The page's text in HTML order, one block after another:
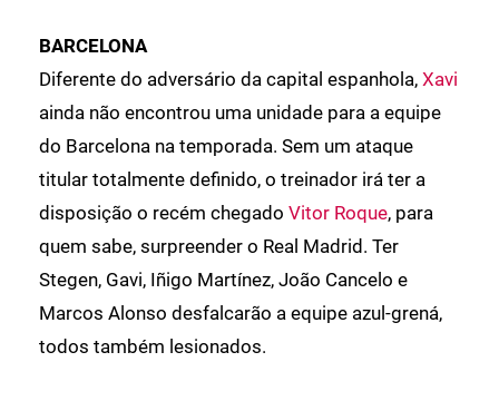
BARCELONA
Diferente do adversário da capital espanhola, Xavi
ainda não encontrou uma unidade para a equipe
do Barcelona na temporada. Sem um ataque
titular totalmente definido, o treinador irá ter a
disposição o recém chegado Vitor Roque, para
quem sabe, surpreender o Real Madrid. Ter
Stegen, Gavi, Iñigo Martínez, João Cancelo e
Marcos Alonso desfalcarão a equipe azul-grená,
todos também lesionados.